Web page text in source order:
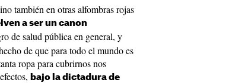
también en otras alfombras rojas
a ser un canon
de salud pública en general, y
de que para todo el mundo es
ropa para cubrirnos nos
bajo la dictadura de